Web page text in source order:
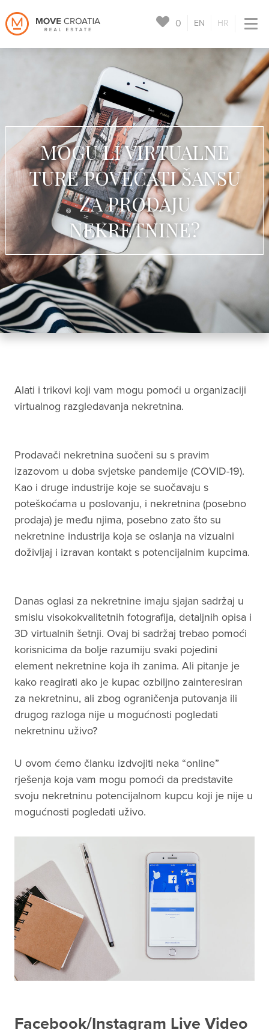
HR
EN
0
MOGU LI VIRTUALNE
TURE POVEĆATI ŠANSU
ZA PRODAJU
NEKRETNINE?
Alati i trikovi koji vam mogu pomoći u organizaciji
virtualnog razgledavanja nekretnina.
Prodavači nekretnina suočeni su s pravim
izazovom u doba svjetske pandemije (COVID-19).
Kao i druge industrije koje se suočavaju s
poteškoćama u poslovanju, i nekretnina (posebno
prodaja) je među njima, posebno zato što su
nekretnine industrija koja se oslanja na vizualni
doživljaj i izravan kontakt s potencijalnim kupcima.
Danas oglasi za nekretnine imaju sjajan sadržaj u
smislu visokokvalitetnih fotografija, detaljnih opisa i
3D virtualnih šetnji. Ovaj bi sadržaj trebao pomoći
korisnicima da bolje razumiju svaki pojedini
element nekretnine koja ih zanima. Ali pitanje je
kako reagirati ako je kupac ozbiljno zainteresiran
za nekretninu, ali zbog ograničenja putovanja ili
drugog razloga nije u mogućnosti pogledati
nekretninu uživo?
U ovom ćemo članku izdvojiti neka “online”
rješenja koja vam mogu pomoći da predstavite
svoju nekretninu potencijalnom kupcu koji je nije u
mogućnosti pogledati uživo.
Facebook/Instagram Live Video